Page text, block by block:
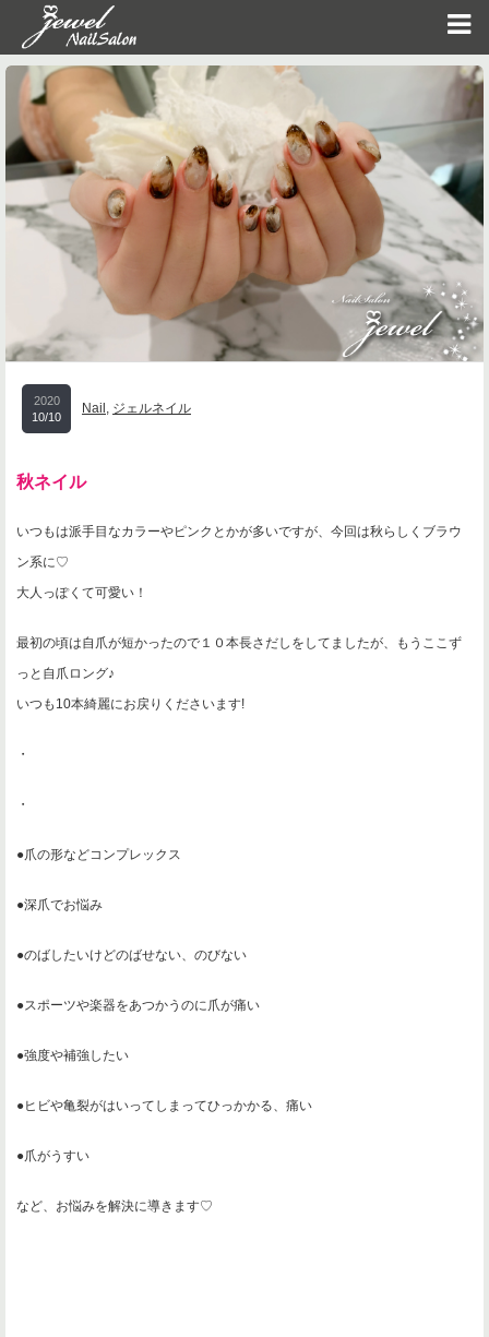
2020
10/10
Nail, ジェルネイル
秋ネイル
いつもは派手目なカラーやピンクとかが多いですが、今回は秋らしくブラウ
ン系に♡
大人っぽくて可愛い！
最初の頃は自爪が短かったので１０本長さだしをしてましたが、もうここず
っと自爪ロング♪
いつも10本綺麗にお戻りくださいます!
・
・
●爪の形などコンプレックス
●深爪でお悩み
●のばしたいけどのばせない、のびない
●スポーツや楽器をあつかうのに爪が痛い
●強度や補強したい
●ヒビや亀裂がはいってしまってひっかかる、痛い
●爪がうすい
など、お悩みを解決に導きます♡